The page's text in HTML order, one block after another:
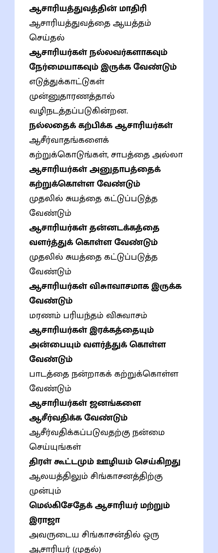
ஆசாரியத்துவத்தின் மாதிரி
ஆசாரியத்துவத்தை ஆயத்தம்
செய்தல்
ஆசாரியர்கள் நல்லவர்களாகவும்
நேர்மையாகவும் இருக்க வேண்டும்
எடுத்துக்காட்டுகள்
முன்னுதாரணத்தால்
வழிநடத்தப்படுகின்றன.
நல்லதைக் கற்பிக்க ஆசாரியர்கள்
ஆசீர்வாதங்களைக்
கற்றுக்கொடுங்கள், சாபத்தை அல்லா
ஆசாரியர்கள் அனுதாபத்தைக்
கற்றுக்கொள்ள வேண்டும்
முதலில் சுயத்தை கட்டுப்படுத்த
வேண்டும்
ஆசாரியர்கள் தன்னடக்கத்தை
வளர்த்துக் கொள்ள வேண்டும்
முதலில் சுயத்தை கட்டுப்படுத்த
வேண்டும்
ஆசாரியர்கள் விசுாவாசமாக இருக்க
வேண்டும்
மரணம் பரியந்தம் விசுவாசம்
ஆசாரியர்கள் இரக்கத்தையும்
அன்பையும் வளர்த்துக் கொள்ள
வேண்டும்
பாடத்தை நன்றாகக் கற்றுக்கொள்ள
வேண்டும்
ஆசாரியர்கள் ஜனங்களை
ஆசீர்வதிக்க வேண்டும்
ஆசீர்வதிக்கப்படுவதற்கு நன்மை
செய்யுங்கள்
திரள் கூட்டமும் ஊழியம் செய்கிறது
ஆலயத்திலும் சிங்காசனத்திற்கு
முன்பும்
மெல்கிசேதேக் ஆசாரியர் மற்றும்
இராஜா
அவருடைய சிங்காசன்தில் ஒரு
ஆசாரியர் (முதல்)